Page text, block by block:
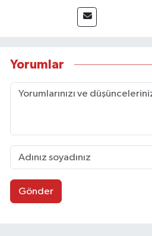
akademik
Taşköprü Postası
Yorumlar
Gönder